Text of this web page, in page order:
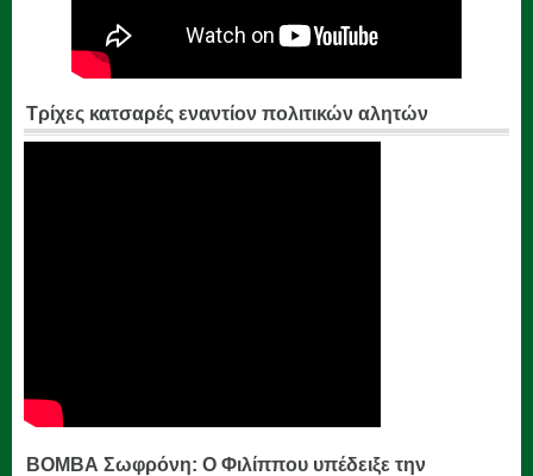
Τρίχες κατσαρές εναντίον πολιτικών αλητών
ΒΟΜΒΑ Σωφρόνη: Ο Φιλίππου υπέδειξε την